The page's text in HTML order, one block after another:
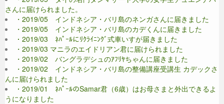
さんに届けられました。
・2019/05 インドネシア・バリ島のネンガさんに届きました
・2019/05 インドネシア・バリ島のカデくんに届きました
・2019/03 ﾈﾊﾟｰﾙにﾘｸﾗｲﾆﾝｸﾞ式車いすが届きました
・2019/03 マニラのエイドリアン君に届けられました
・2019/02 バングラデシュのｱﾌﾘﾔちゃんに届きました
・2019/02 インドネシア・バリ島の整備講座受講生 カデックさ
んに届けられました
・2019/01 ﾈﾊﾟｰﾙのSamar君（6歳）はお母さまと外出できるよ
うになりました